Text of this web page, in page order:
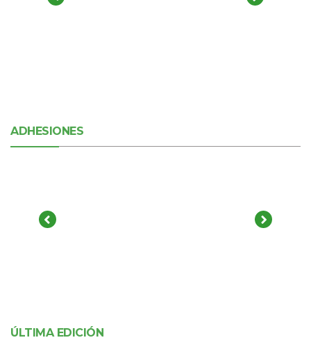
ADHESIONES
ÚLTIMA EDICIÓN